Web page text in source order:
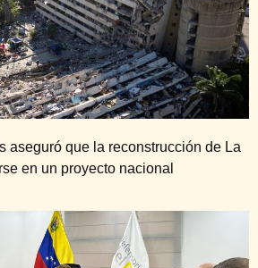
aseguró que la reconstrucción de La
en un proyecto nacional